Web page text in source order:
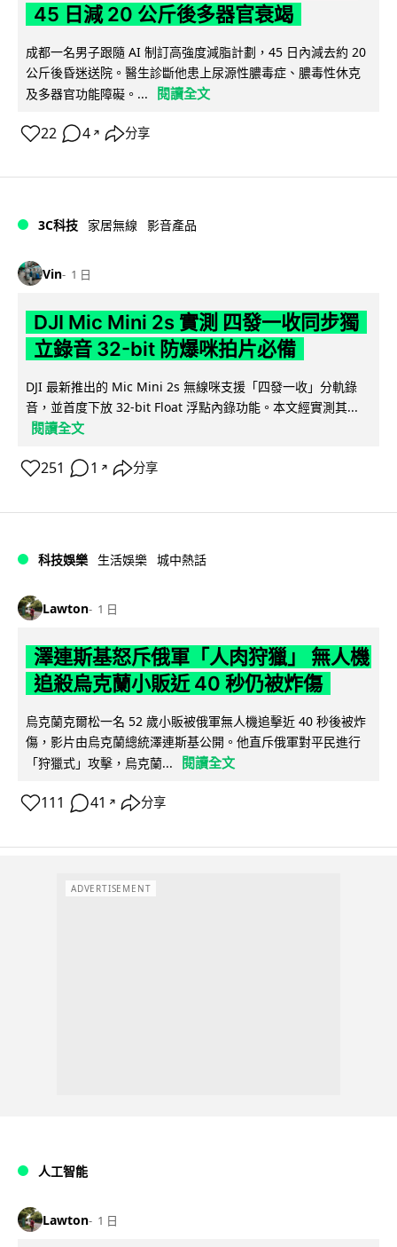
45 日減 20 公斤後多器官衰竭
成都一名男子跟隨 AI 制訂高強度減脂計劃，45 日內減去約 20
公斤後昏迷送院。醫生診斷他患上尿源性膿毒症、膿毒性休克
及多器官功能障礙。...
閱讀全文
22 4 ↗ 分享
3C科技 家居無線 影音產品
Vin 1 日
DJI Mic Mini 2s 實測 四發一收同步獨
立錄音 32-bit 防爆咪拍片必備
DJI 最新推出的 Mic Mini 2s 無線咪支援「四發一收」分軌錄
音，並首度下放 32-bit Float 浮點內錄功能。本文經實測其...
閱讀全文
251 1 ↗ 分享
科技娛樂 生活娛樂 城中熱話
Lawton 1 日
澤連斯基怒斥俄軍「人肉狩獵」 無人機
追殺烏克蘭小販近 40 秒仍被炸傷
烏克蘭克爾松一名 52 歲小販被俄軍無人機追擊近 40 秒後被炸
傷，影片由烏克蘭總統澤連斯基公開。他直斥俄軍對平民進行
「狩獵式」攻擊，烏克蘭...
閱讀全文
111 41 ↗ 分享
ADVERTISEMENT
人工智能
Lawton 1 日